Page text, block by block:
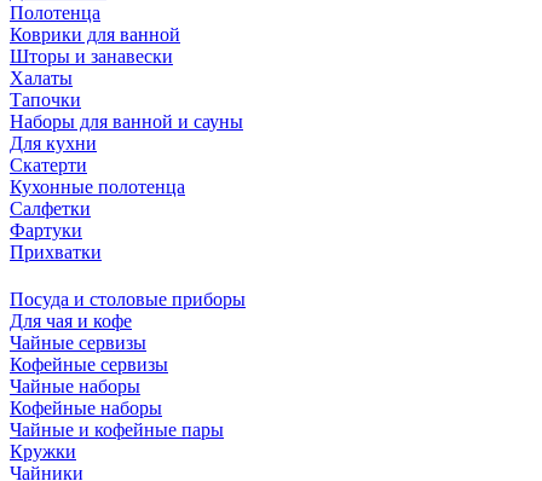
Полотенца
Коврики для ванной
Шторы и занавески
Халаты
Тапочки
Наборы для ванной и сауны
Для кухни
Скатерти
Кухонные полотенца
Салфетки
Фартуки
Прихватки
Посуда и столовые приборы
Для чая и кофе
Чайные сервизы
Кофейные сервизы
Чайные наборы
Кофейные наборы
Чайные и кофейные пары
Кружки
Чайники